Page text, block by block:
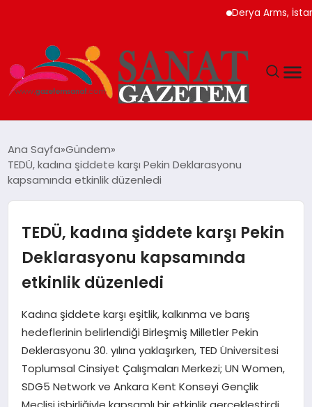
Derya Arms, İstanbul
TEKNOLOJI
YAŞAM
EKONOMI
SAĞLIK
DÜNYA
Ana Sayfa Gündem
TEDÜ, kadına şiddete karşı Pekin Deklarasyonu
kapsamında etkinlik düzenledi
TEDÜ, kadına şiddete karşı Pekin
Deklarasyonu kapsamında
etkinlik düzenledi
Kadına şiddete karşı eşitlik, kalkınma ve barış
hedeflerinin belirlendiği Birleşmiş Milletler Pekin
Deklerasyonu 30. yılına yaklaşırken, TED Üniversitesi
Toplumsal Cinsiyet Çalışmaları Merkezi; UN Women,
SDG5 Network ve Ankara Kent Konseyi Gençlik